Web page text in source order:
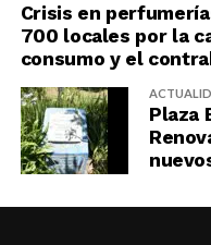
Crisis en
700 locales por la
consumo y el
Plaza